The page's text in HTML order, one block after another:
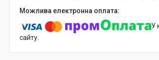
У
сайту.